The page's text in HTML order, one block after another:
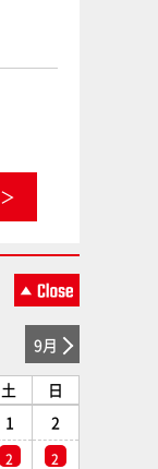
9月
土
日
1
2
2
2